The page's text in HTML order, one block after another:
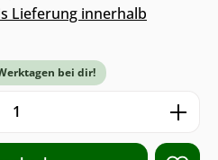
Lieferung innerhalb
bei dir!
den